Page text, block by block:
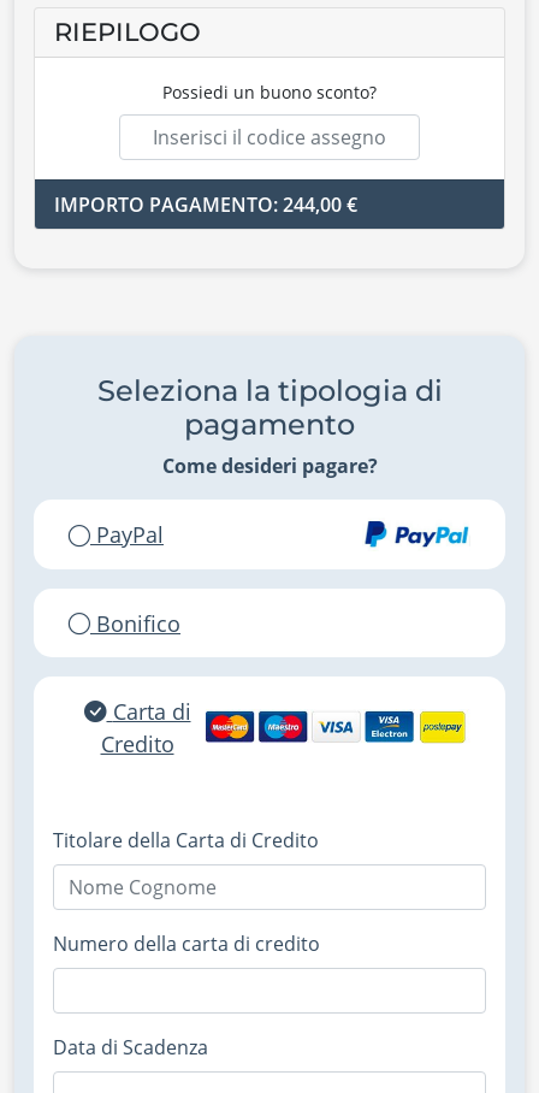
RIEPILOGO
Possiedi un buono sconto?
IMPORTO PAGAMENTO: 244,00 €
Seleziona la tipologia di
pagamento
Come desideri pagare?
PayPal
Bonifico
Carta di
Credito
Titolare della Carta di Credito
Numero della carta di credito
Data di Scadenza